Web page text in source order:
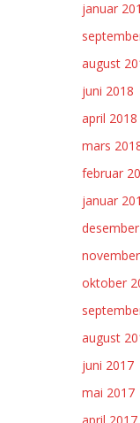
januar
august
juni 2018
april 2018
mars
februar
januar
oktober
august
juni 2017
mai 2017